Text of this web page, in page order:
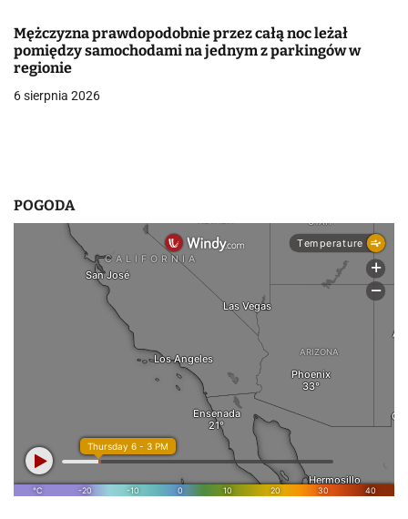
i
s
Mężczyzna prawdopodobnie przez całą noc leżał
pomiędzy samochodami na jednym z parkingów w
regionie
6 sierpnia 2026
POGODA